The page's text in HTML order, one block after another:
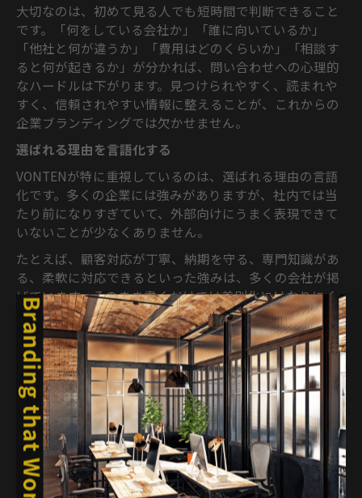
大切なのは、初めて見る人でも短時間で判断できること
です。「何をしている会社か」「誰に向いているか」
「他社と何が違うか」「費用はどのくらいか」「相談す
ると何が起きるか」が分かれば、問い合わせへの心理的
なハードルは下がります。見つけられやすく、読まれや
すく、信頼されやすい情報に整えることが、これからの
企業ブランディングでは欠かせません。
選ばれる理由を言語化する
VONTENが特に重視しているのは、選ばれる理由の言語
化です。多くの企業には強みがありますが、社内では当
たり前になりすぎていて、外部向けにうまく表現できて
いないことが少なくありません。
たとえば、顧客対応が丁寧、納期を守る、専門知識があ
る、柔軟に対応できるといった強みは、多くの会社が掲
げています。そのまま書くだけでは差別化にはなりにく
いです。大切なのは、どの顧客に対して、どの場面で、
どのような成果につながるのかまで具体化することで
す。
VONTENでは、ヒアリングを通じて、顧客から評価され
ている点、競合と比べて選ばれる理由、過去の支援事
例、社内で大切にしている考え方を整理します。そのう
えで、Webサイトや記事で伝わる言葉に変換します。専
門的すぎる表現は噛み砕き、抽象的すぎる表現は具体例
に落とし込みます。